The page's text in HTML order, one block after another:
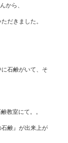
から、
だきました。
石鹸がいて、そ
教室にて。。
鹸』が出来上が